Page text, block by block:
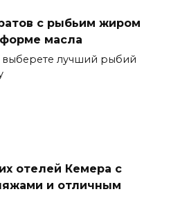
с рыбьим жиром
форме масла
выберете лучший рыбий
отелей Кемера с
и отличным